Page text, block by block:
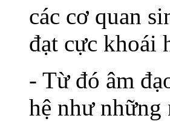
các cơ quan
đạt cực khoái
- Từ đó âm
hệ như những